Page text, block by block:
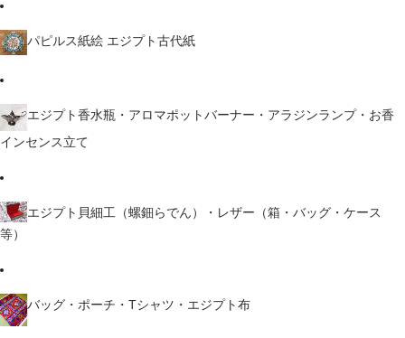
パピルス紙絵 エジプト古代紙
エジプト香水瓶・アロマポットバーナー・アラジンランプ・お香
インセンス立て
エジプト貝細工（螺鈿らでん）・レザー（箱・バッグ・ケース
等）
バッグ・ポーチ・Tシャツ・エジプト布